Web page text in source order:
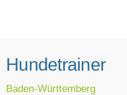
Hundetrainer
Baden-Württemberg